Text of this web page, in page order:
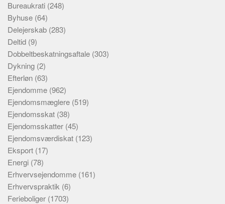
Bureaukrati (248)
Byhuse (64)
Delejerskab (283)
Deltid (9)
Dobbeltbeskatningsaftale (303)
Dykning (2)
Efterløn (63)
Ejendomme (962)
Ejendomsmæglere (519)
Ejendomsskat (38)
Ejendomsskatter (45)
Ejendomsværdiskat (123)
Eksport (17)
Energi (78)
Erhvervsejendomme (161)
Erhvervspraktik (6)
Ferieboliger (1703)